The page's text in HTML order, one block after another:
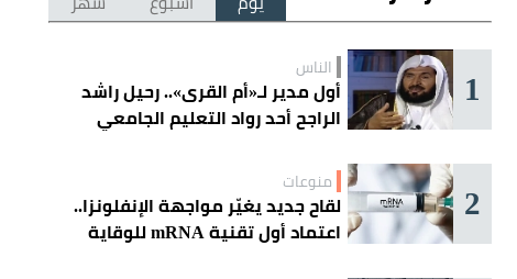
1 الناس
أول مدير لـ«أم القرى».. رحيل راشد
الراجح أحد رواد التعليم الجامعي
2 منوعات
لقاح جديد يغيّر مواجهة الإنفلونزا..
اعتماد أول تقنية mRNA للوقاية